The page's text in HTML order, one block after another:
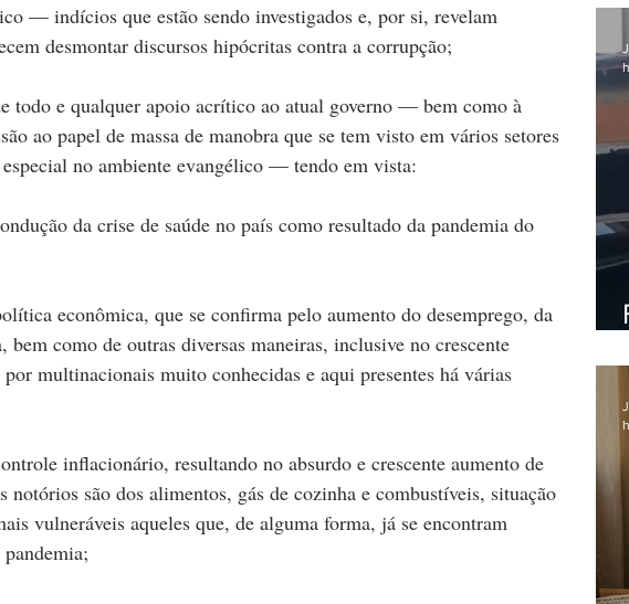
— indícios que estão sendo investigados e, por si, revelam
desmontar discursos hipócritas contra a corrupção;
todo e qualquer apoio acrítico ao atual governo — bem como à
ao papel de massa de manobra que se tem visto em vários setores
especial no ambiente evangélico — tendo em vista:
da crise de saúde no país como resultado da pandemia do
econômica, que se confirma pelo aumento do desemprego, da
bem como de outras diversas maneiras, inclusive no crescente
multinacionais muito conhecidas e aqui presentes há várias
inflacionário, resultando no absurdo e crescente aumento de
notórios são dos alimentos, gás de cozinha e combustíveis, situação
vulneráveis aqueles que, de alguma forma, já se encontram